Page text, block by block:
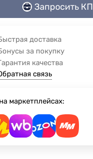
Запросить КП
доставка
за покупку
качества
связь
маркетплейсах: